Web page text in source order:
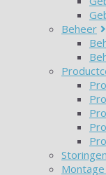
Beheer
Storingen